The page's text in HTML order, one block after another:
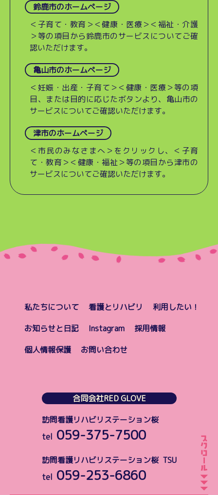
鈴鹿市のホームページ
＜子育て・教育＞＜健康・医療＞＜福祉・介護
＞等の項目から鈴鹿市のサービスについてご確
認いただけます。
亀山市のホームページ
＜妊娠・出産・子育て＞＜健康・医療＞等の項
目、または目的に応じたボタンより、亀山市の
サービスについてご確認いただけます。
津市のホームページ
＜市民のみなさまへ＞をクリックし、＜子育
て・教育＞＜健康・福祉＞等の項目から津市の
サービスについてご確認いただけます。
合同会社RED GLOVE
訪問看護リハビリステーション桜
tel 059-375-7500
訪問看護リハビリステーション桜 TSU
tel 059-253-6860
私たちについて 看護とリハビリ
利用したい！
お知らせと日記
Instagram
採用情報
個人情報保護
お問い合わせ